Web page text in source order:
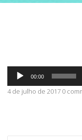
CONTATO
Tocador
áudio
00:00
4 de julho de 2017 0